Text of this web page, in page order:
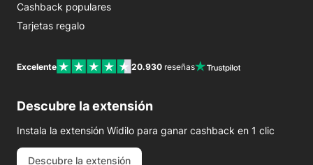
Cashback populares
Tarjetas regalo
Excelente 20.930 reseñas
Descubre la extensión
Instala la extensión Widilo para ganar cashback en 1 clic
Descubre la extensión